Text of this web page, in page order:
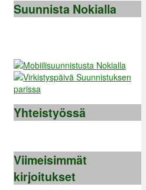
Suunnista Nokialla
Yhteistyössä
Viimeisimmät
kirjoitukset